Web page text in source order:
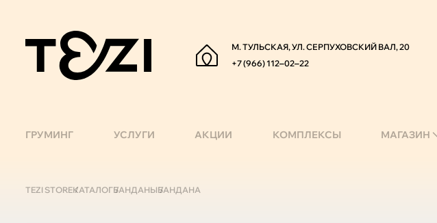
М. ТУЛЬСКАЯ, УЛ. СЕРПУХОВСКИЙ ВАЛ, 20
+7 (966) 112‒02‒22
ГРУМИНГ УСЛУГИ АКЦИИ КОМПЛЕКСЫ МАГАЗИН
TEZI STOREКАТАЛОГБАНДАНЫБАНДАНА